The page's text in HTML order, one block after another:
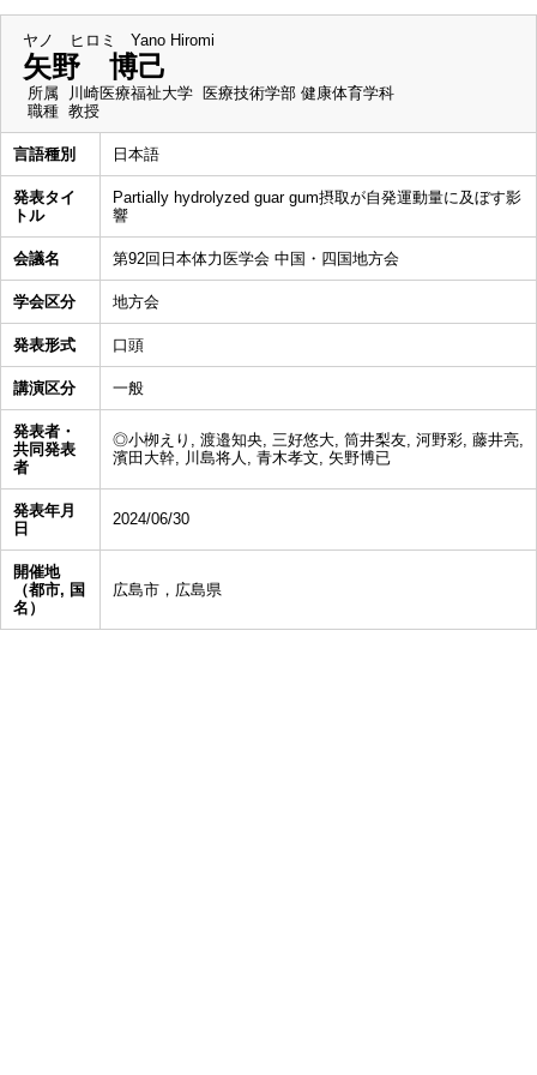
ヤノ ヒロミ Yano Hiromi
矢野 博己
所属
川崎医療福祉大学 医療技術学部 健康体育学科
職種 教授
言語種別 日本語
発表タイ
トル
Partially hydrolyzed guar gum摂取が自発運動量に及ぼす影
響
会議名 第92回日本体力医学会 中国・四国地方会
学会区分 地方会
発表形式 口頭
講演区分 一般
発表者・
共同発表
者
◎小栁えり, 渡邉知央, 三好悠大, 筒井梨友, 河野彩, 藤井亮,
濱田大幹, 川島将人, 青木孝文, 矢野博已
発表年月
日
2024/06/30
開催地
（都市, 国
名）
広島市，広島県